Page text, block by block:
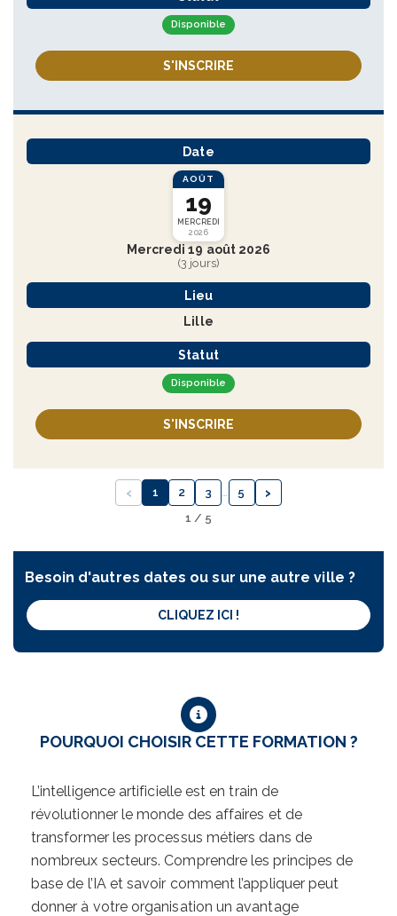
Disponible
S'INSCRIRE
Date
AOÛT
19
MERCREDI
2026
Mercredi 19 août 2026
(3 jours)
Lieu
Lille
Statut
Disponible
S'INSCRIRE
‹ 1 2 3 5 ›
1 / 5
Besoin d'autres dates ou sur une autre ville ?
CLIQUEZ ICI !
POURQUOI CHOISIR CETTE FORMATION ?
L’intelligence artificielle est en train de
révolutionner le monde des affaires et de
transformer les processus métiers dans de
nombreux secteurs. Comprendre les principes de
base de l’IA et savoir comment l’appliquer peut
donner à votre organisation un avantage